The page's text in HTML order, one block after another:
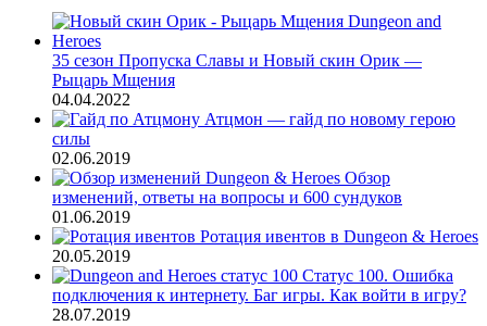
35 сезон Пропуска Славы и Новый скин Орик —
Рыцарь Мщения
04.04.2022
Атцмон — гайд по новому герою
силы
02.06.2019
Обзор
изменений, ответы на вопросы и 600 сундуков
01.06.2019
Ротация ивентов в Dungeon & Heroes
20.05.2019
Статус 100. Ошибка
подключения к интернету. Баг игры. Как войти в игру?
28.07.2019